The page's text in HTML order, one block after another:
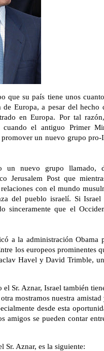
que su país tiene unos
Europa, a pesar del hecho
en Europa. Por tal
cuando el antiguo Primer
un nuevo grupo pro-
un nuevo grupo llamado,
Jerusalem Post que
con el mundo
del pueblo israelí. Si Israel
sinceramente que el
a la administración Obama
los europeos prominentes
Havel y David Trimble,
Sr. Aznar, Israel también
mostramos nuestra amistad
desde esta
amigos se pueden contar
Sr. Aznar, es la siguiente: